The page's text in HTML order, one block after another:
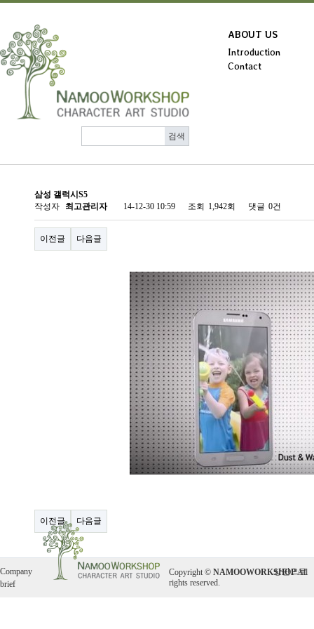
ABOUT US
Introduction
Contact
삼성 갤럭시S5
작성자
최고관리자 14-12-30 10:59 조회 1,942회 댓글 0건
이전글 다음글
이전글 다음글
Company
brief
Copyright © NAMOOWORKSHOPAll
rights reserved.
상단으로